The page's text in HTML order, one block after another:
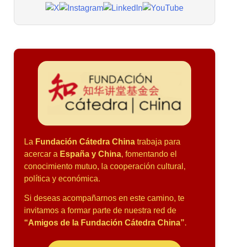
La Fundación Cátedra China trabaja para
acercar a España y China, fomentando el
conocimiento mutuo, la cooperación cultural,
política y económica.
Si deseas acompañarnos en este camino, te
invitamos a formar parte de nuestra red de
“Amigos de la Fundación Cátedra China”.